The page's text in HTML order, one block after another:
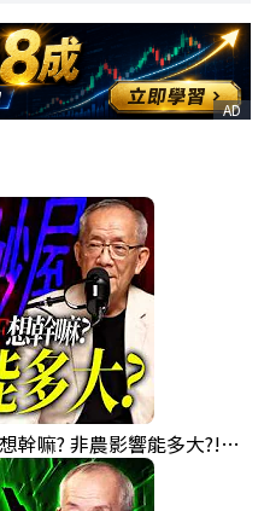
AD
【注意!!!】外資暗中狂掃ETF想幹嘛? 非農影響能多大?!｜ Mr.永年 李 / Mr.JIMMY 高志銘 / 理財有夠跩